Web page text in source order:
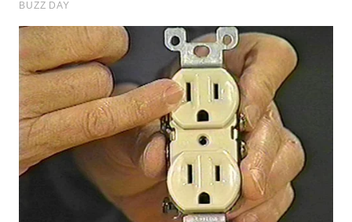
CIREBON
WN
INDRAMAYU
WN
KUNINGAN